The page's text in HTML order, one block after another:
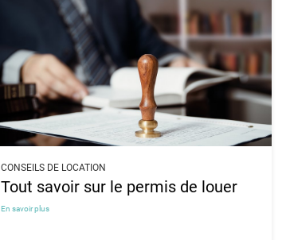
CONSEILS DE LOCATION
Tout savoir sur le permis de louer
En savoir plus